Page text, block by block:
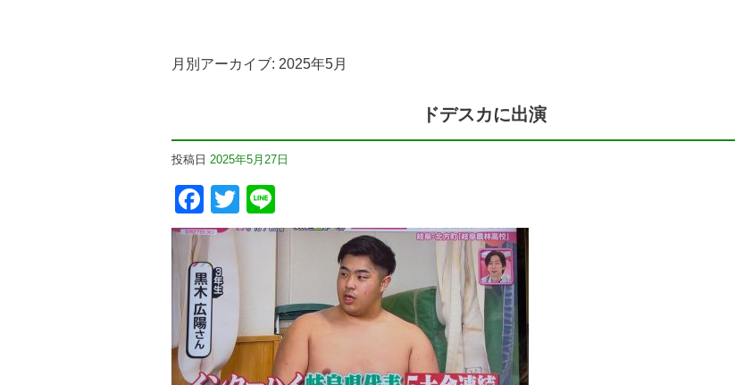
月別アーカイブ: 2025年5月
ドデスカに出演
投稿日 2025年5月27日
Facebook
Twitter